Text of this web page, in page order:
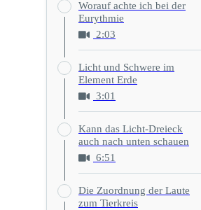
Worauf achte ich bei der
Eurythmie
2:03
Licht und Schwere im
Element Erde
3:01
Kann das Licht-Dreieck
auch nach unten schauen
6:51
Die Zuordnung der Laute
zum Tierkreis